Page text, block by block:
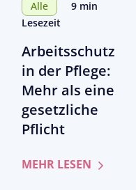
für
Schritt
mit
Alle
9 min
Lesezeit
Arbeitsschutz
in der Pflege:
Mehr als eine
gesetzliche
Pflicht
MEHR LESEN zum